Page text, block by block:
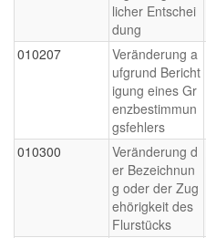
licher Entschei
dung
010207
Veränderung a
ufgrund Bericht
igung eines Gr
enzbestimmun
gsfehlers
010300
Veränderung d
er Bezeichnun
g oder der Zug
ehörigkeit des
Flurstücks